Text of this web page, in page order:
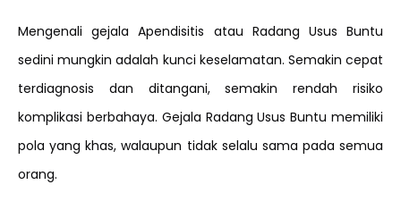
Mengenali gejala Apendisitis atau Radang Usus Buntu
sedini mungkin adalah kunci keselamatan. Semakin cepat
terdiagnosis dan ditangani, semakin rendah risiko
komplikasi berbahaya. Gejala Radang Usus Buntu memiliki
pola yang khas, walaupun tidak selalu sama pada semua
orang.